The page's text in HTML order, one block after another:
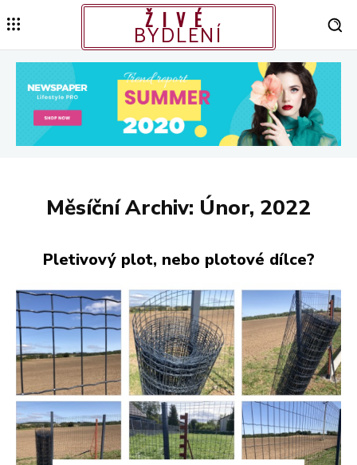
ŽIVÉ
BYDLENÍ
Měsíční Archiv: Únor, 2022
Pletivový plot, nebo plotové dílce?